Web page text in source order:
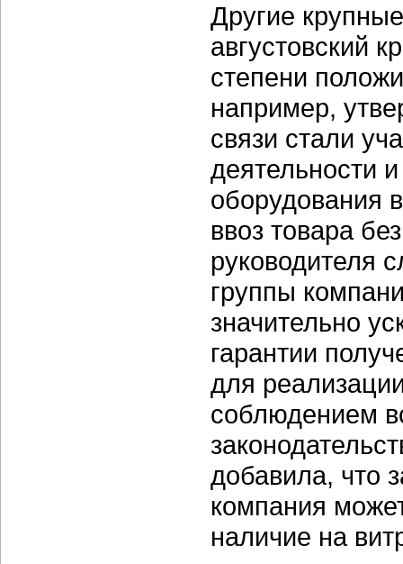
Другие
августовский
степени
например,
связи стали
деятельности
оборудования
ввоз товара
руководителя
группы
значительно
гарантии
для
соблюдением
добавила, что
компания
наличие на